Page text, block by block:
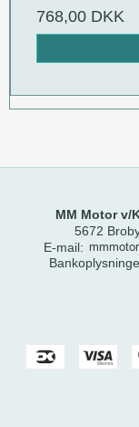
768,00 DKK
MM Motor v/
5672
E-mail: